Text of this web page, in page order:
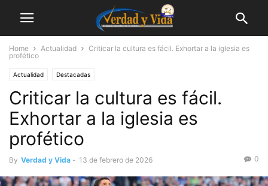
Home Actualidad
Criticar la cultura es fácil. Exhortar a la iglesia es
profético
Actualidad Destacadas
Criticar la cultura es fácil.
Exhortar a la iglesia es
profético
By Verdad y Vida - 13 de febrero de 2026 0